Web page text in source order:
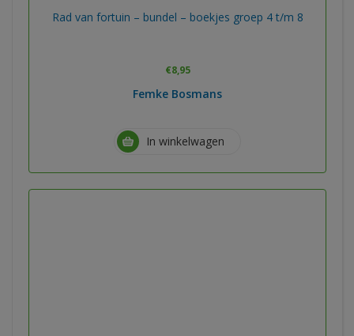
Rad van fortuin – bundel – boekjes groep 4 t/m 8
€8,95
Femke Bosmans
In winkelwagen